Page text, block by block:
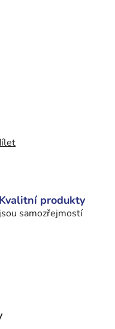
Kvalitní produkty
jsou samozřejmostí